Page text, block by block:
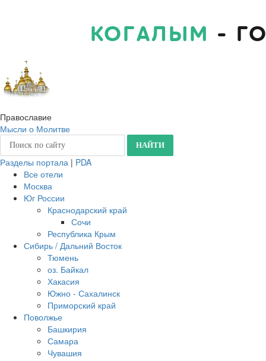
КОГАЛЫМ -
Православие
Мысли о Молитве
Разделы портала | PDA
Все отели
Москва
Юг России
Краснодарский край
Сочи
Республика Крым
Сибирь / Дальний Восток
Тюмень
оз. Байкал
Хакасия
Южно - Сахалинск
Приморский край
Поволжье
Башкирия
Самара
Чувашия